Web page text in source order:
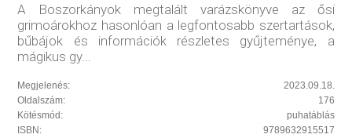
A Boszorkányok megtalált varázskönyve az ősi
grimoárokhoz hasonlóan a legfontosabb szertartások,
bűbájok és információk részletes gyűjteménye, a
mágikus gy...
Megjelenés:
2023.09.18.
Oldalszám:
176
Kötésmód:
puhatáblás
ISBN:
9789632915517